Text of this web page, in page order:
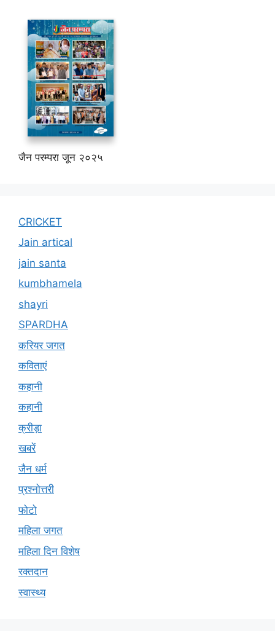
जैन परम्परा जून २०२५
CRICKET
Jain artical
jain santa
kumbhamela
shayri
SPARDHA
करियर जगत
कविताएं
कहानी
कहानी
क्रीड़ा
खबरें
जैन धर्म
प्रश्नोत्तरी
फोटो
महिला जगत
महिला दिन विशेष
रक्तदान
स्वास्थ्य